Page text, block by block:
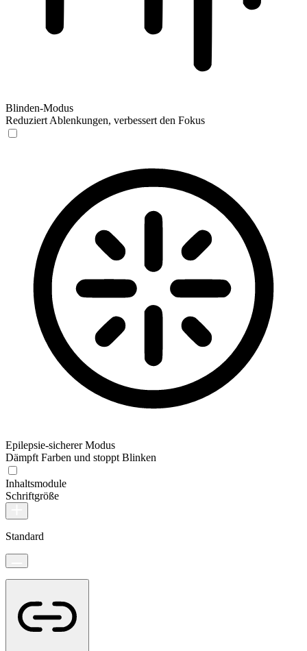
Blinden-Modus
Reduziert Ablenkungen, verbessert den Fokus
Epilepsie-sicherer Modus
Dämpft Farben und stoppt Blinken
Inhaltsmodule
Schriftgröße
Standard